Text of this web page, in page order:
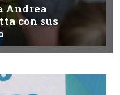
Andrea
con sus